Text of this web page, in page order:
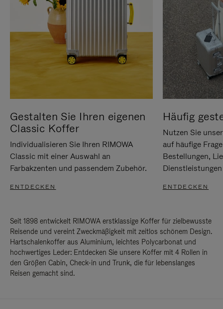
Gestalten Sie Ihren eigenen
Classic Koffer
Individualisieren Sie Ihren RIMOWA
Classic mit einer Auswahl an
Farbakzenten und passendem Zubehör.
ENTDECKEN
Häufig
Nutzen Sie
auf häufige
Bestellungen,
ENTDECKEN
Seit 1898 entwickelt RIMOWA erstklassige Koffer für zielbewusste
Reisende und vereint Zweckmäßigkeit mit zeitlos schönem Design.
Hartschalenkoffer aus Aluminium, leichtes Polycarbonat und
hochwertiges Leder: Entdecken Sie unsere Koffer mit 4 Rollen in
den Größen Cabin, Check-in und Trunk, die für lebenslanges
Reisen gemacht sind.